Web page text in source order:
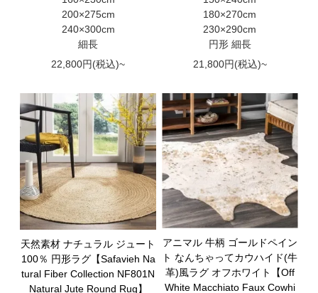
200×275cm
240×300cm
細長
22,800円(税込)~
180×270cm
230×290cm
円形 細長
21,800円(税込)~
天然素材 ナチュラル ジュート
100％ 円形ラグ【Safavieh Na
tural Fiber Collection NF801N
Natural Jute Round Rug】
アニマル 牛柄 ゴールドペイン
ト なんちゃってカウハイド(牛
革)風ラグ オフホワイト【Off
White Macchiato Faux Cowhi